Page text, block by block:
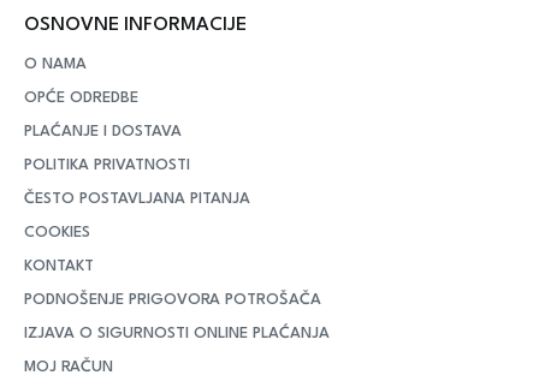
OSNOVNE INFORMACIJE
O NAMA
OPĆE ODREDBE
PLAĆANJE I DOSTAVA
POLITIKA PRIVATNOSTI
ČESTO POSTAVLJANA PITANJA
COOKIES
KONTAKT
PODNOŠENJE PRIGOVORA POTROŠAČA
IZJAVA O SIGURNOSTI ONLINE PLAĆANJA
MOJ RAČUN